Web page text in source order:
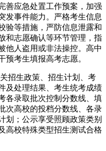
善应急处置工作预案，加强
发事件能力。严格考生信息
验等措施，严防信息泄露和
和志愿确认等环节管理，指
他人盗用或非法操控。高中
预考生填报高考志愿。
招生政策、招生计划、考
及处理结果、考生统考成绩
各录取批次控制分数线、填
次高校的投档分数线、各录
划；公示享受照顾政策类别
高校特殊类型招生测试合格